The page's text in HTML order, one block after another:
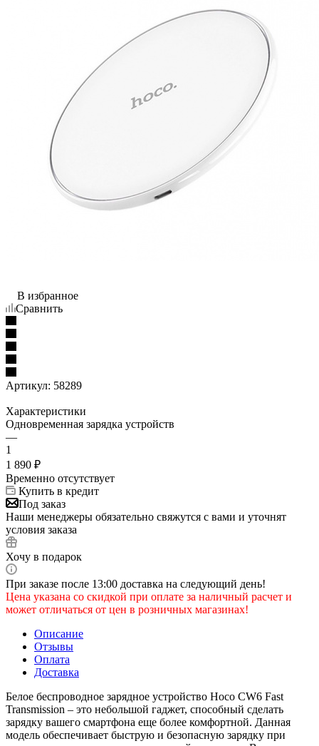
В избранное
Сравнить
Артикул: 58289
Характеристики
Одновременная зарядка устройств
—
1
1 890 ₽
Временно отсутствует
Купить в кредит
Под заказ
Наши менеджеры обязательно свяжутся с вами и уточнят
условия заказа
Хочу в подарок
При заказе после 13:00 доставка на следующий день!
Цена указана со скидкой при оплате за наличный расчет и
может отличаться от цен в розничных магазинах!
Описание
Отзывы
Оплата
Доставка
Белое беспроводное зарядное устройство Hoco CW6 Fast
Transmission – это небольшой гаджет, способный сделать
зарядку вашего смартфона еще более комфортной. Данная
модель обеспечивает быструю и безопасную зарядку при